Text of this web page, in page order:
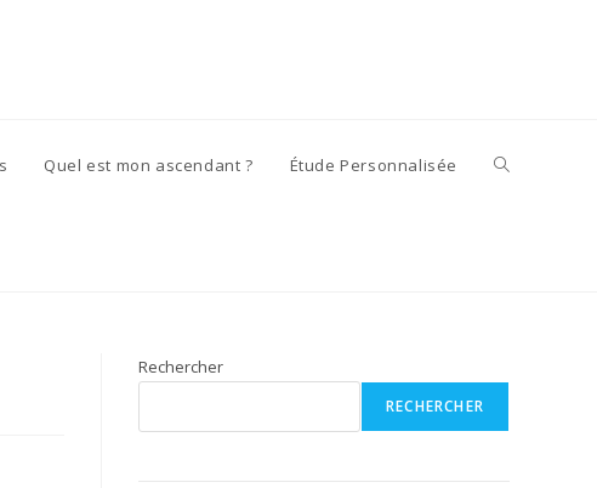
Quel est mon ascendant ? Étude Personnalisée Toggle
Rechercher
RECHERCHER